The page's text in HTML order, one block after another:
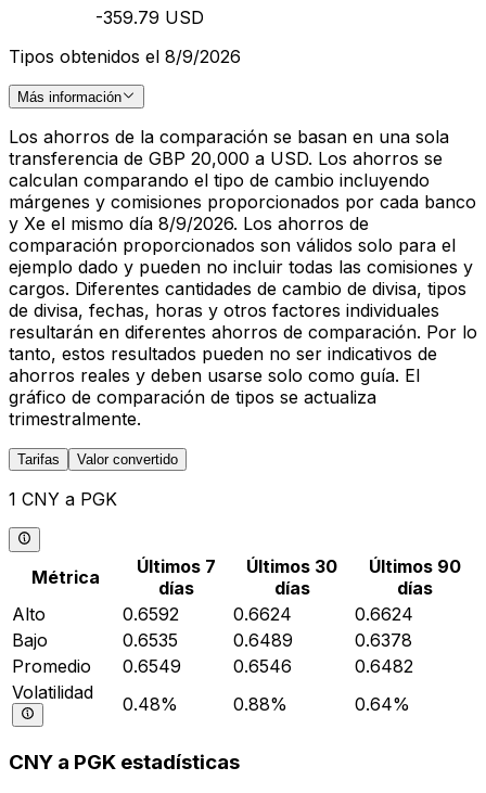
-359.79 USD
Tipos obtenidos el 8/9/2026
Más información
Los ahorros de la comparación se basan en una sola
transferencia de GBP 20,000 a USD. Los ahorros se
calculan comparando el tipo de cambio incluyendo
márgenes y comisiones proporcionados por cada banco
y Xe el mismo día 8/9/2026. Los ahorros de
comparación proporcionados son válidos solo para el
ejemplo dado y pueden no incluir todas las comisiones y
cargos. Diferentes cantidades de cambio de divisa, tipos
de divisa, fechas, horas y otros factores individuales
resultarán en diferentes ahorros de comparación. Por lo
tanto, estos resultados pueden no ser indicativos de
ahorros reales y deben usarse solo como guía. El
gráfico de comparación de tipos se actualiza
trimestralmente.
Tarifas Valor convertido
1 CNY a PGK
Métrica
Últimos 7
días
Últimos 30
días
Últimos 90
días
Alto
0.6592 0.6624
0.6624
Bajo
0.6535 0.6489
0.6378
Promedio
0.6549 0.6546
0.6482
Volatilidad
0.48% 0.88% 0.64%
CNY a PGK estadísticas